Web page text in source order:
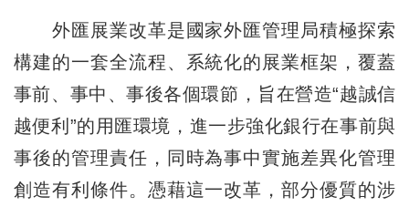
外匯展業改革是國家外匯管理局積極探索
構建的一套全流程、系統化的展業框架，覆蓋
事前、事中、事後各個環節，旨在營造“越誠信
越便利”的用匯環境，進一步強化銀行在事前與
事後的管理責任，同時為事中實施差異化管理
創造有利條件。憑藉這一改革，部分優質的涉